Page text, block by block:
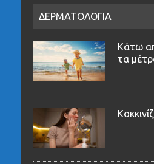
ΔΕΡΜΑΤΟΛΟΓΙΑ
Κάτω
τα